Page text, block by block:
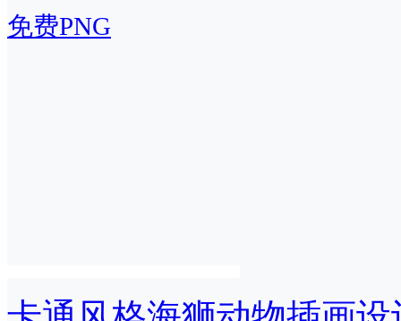
免费PNG